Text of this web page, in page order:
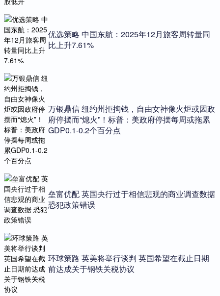
优选策略 中国东航：2025年12月旅客周转量同
比上升7.61%
万银鼎信 纽约州拒掏钱，自由女神像火炬或因政
府停摆而“熄火”！标普：美政府停摆每周或拖累
GDP0.1-0.2个百分点
垒富优配 英国央行过于相信悲观的商业调查数据
恐犯政策错误
环球策路 英美将举行谈判 英国希望在截止日期
前达成关于钢铁关税协议